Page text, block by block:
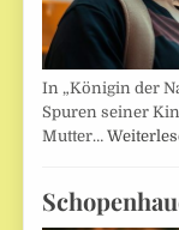
In „Königin der
Spuren seiner
Mutter…